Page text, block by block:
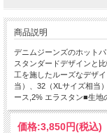
商品説明
デニムジーンズのホット
スタンダードデザインと
工を施したルーズなデザ
当）、32（XLサイズ相当
ース,2% エラスタン■生地
価格:3,850円(税込)